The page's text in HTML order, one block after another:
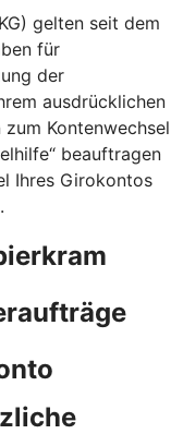
gelten seit dem
für
der
ausdrücklichen
Kontenwechsel
beauftragen
Ihres Girokontos